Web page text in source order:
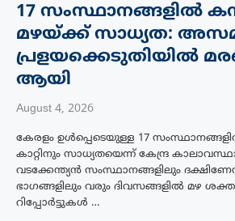
17 സംസ്ഥാനങ്ങളിൽ
മഴയ്ക്ക് സാധ്യത:
പ്രളയക്കെടുതിയിൽ
ആയി
August 4, 2026
കേരളം ഉൾപ്പെടെയുള്ള 17
കാറ്റിനും സാധ്യതയെന്ന് കേന്ദ്ര
വടക്കേന്ത്യൻ സംസ്ഥാനങ്ങളിലും
ഭാഗങ്ങളിലും വരും ദിവസങ്ങളിൽ മഴ
റിപ്പോർട്ടുകൾ …